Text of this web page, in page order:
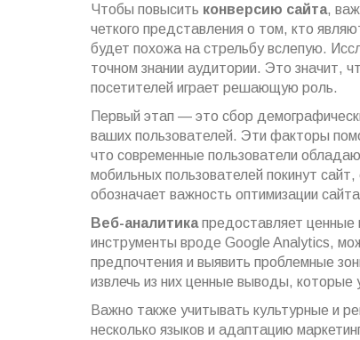
Чтобы повысить конверсию сайта,
четкого представления о том, кто
будет похожа на стрельбу вслепую.
точном знании аудитории. Это значит,
посетителей играет решающую роль.
Первый этап — это сбор
ваших пользователей. Эти факторы
что современные пользователи
мобильных пользователей покинут
обозначает важность оптимизации
Веб-аналитикапредоставляет ценные
инструменты вроде Google Analytics,
предпочтения и выявить проблемные
извлечь из них ценные выводы, которые
Важно также учитывать культурные и
несколько языков и адаптацию